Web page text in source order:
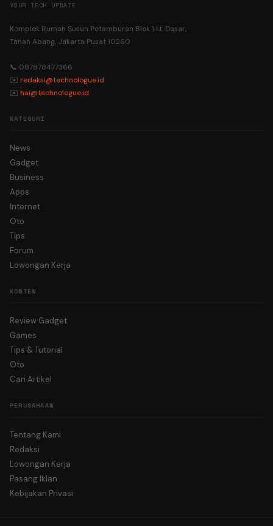
YOUR TECH UPDATE
Komplek Rumah Susun Petamburan Blok 1 Lt. Dasar,
Tanah Abang, Jakarta Pusat 10260
📞 087878477366
✉️ redaksi@technologue.id
✉️ hai@technologue.id
KATEGORI
News
Gadget
Business
Apps
Internet
Oto
Tips
Forum
Lowongan Kerja
KONTEN
Review Gadget
Games
Tips & Tutorial
Oto
Cari Artikel
PERUSAHAAN
Tentang Kami
Redaksi
Lowongan Kerja
Pasang Iklan
Kebijakan Privasi